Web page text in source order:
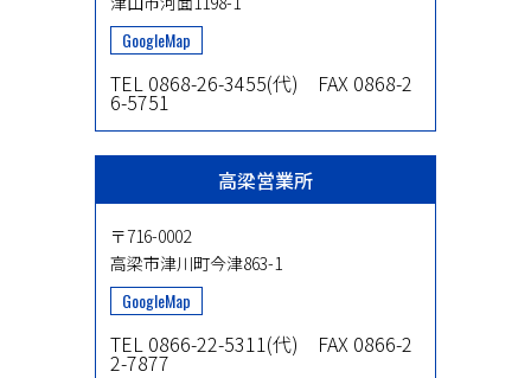
GoogleMap
TEL 0868-26-3455(代) FAX 0868-2
6-5751
高梁営業所
〒716-0002
高梁市津川町今津863-1
GoogleMap
TEL 0866-22-5311(代) FAX 0866-2
2-7877